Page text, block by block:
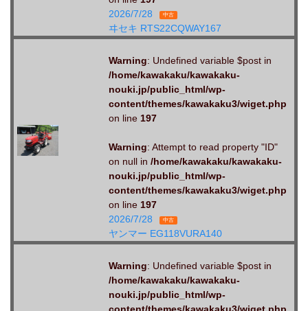
2026/7/28
中古
ヰセキ RTS22CQWAY167
Warning: Undefined variable $post in
/home/kawakaku/kawakaku-
nouki.jp/public_html/wp-
content/themes/kawakaku3/wiget.php
on line 197
Warning: Attempt to read property "ID"
on null in /home/kawakaku/kawakaku-
nouki.jp/public_html/wp-
content/themes/kawakaku3/wiget.php
on line 197
2026/7/28
中古
ヤンマー EG118VURA140
Warning: Undefined variable $post in
/home/kawakaku/kawakaku-
nouki.jp/public_html/wp-